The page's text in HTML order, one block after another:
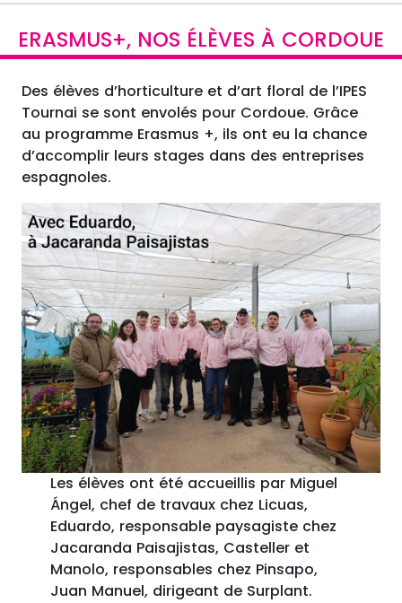
ERASMUS+, NOS ÉLÈVES À CORDOUE
Des élèves d’horticulture et d’art floral de l’IPES
Tournai se sont envolés pour Cordoue. Grâce
au programme Erasmus +, ils ont eu la chance
d’accomplir leurs stages dans des entreprises
espagnoles.
Les élèves ont été accueillis par Miguel
Ángel, chef de travaux chez Licuas,
Eduardo, responsable paysagiste chez
Jacaranda Paisajistas, Casteller et
Manolo, responsables chez Pinsapo,
Juan Manuel, dirigeant de Surplant.